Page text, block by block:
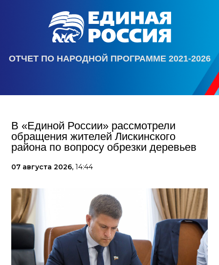
ОТЧЕТ ПО НАРОДНОЙ ПРОГРАММЕ 2021-2026
В «Единой России» рассмотрели
обращения жителей Лискинского
района по вопросу обрезки деревьев
07 августа 2026, 14:44